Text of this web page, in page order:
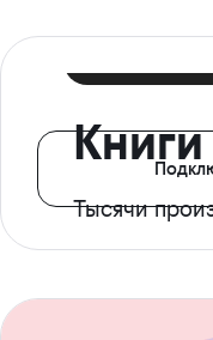
Книги
Тысячи
с доступом